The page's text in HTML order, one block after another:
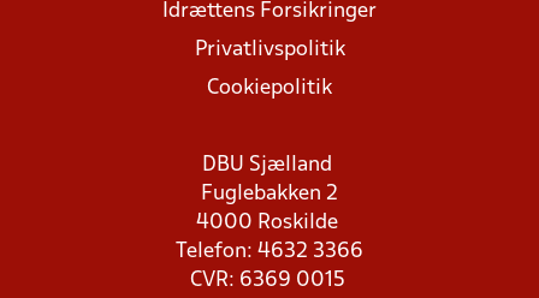
Idrættens Forsikringer
Privatlivspolitik
Cookiepolitik
DBU Sjælland
Fuglebakken 2
4000 Roskilde
Telefon: 4632 3366
CVR: 6369 0015